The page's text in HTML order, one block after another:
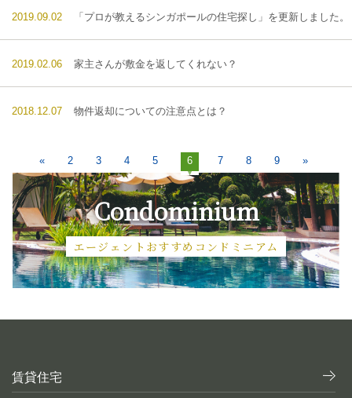
2019.09.02 「プロが教えるシンガポールの住宅探し」を更新しました。
2019.02.06 家主さんが敷金を返してくれない？
2018.12.07 物件返却についての注意点とは？
« 2 3 4 5 6 7 8 9 »
Condominium
エージェントおすすめコンドミニアム
賃貸住宅